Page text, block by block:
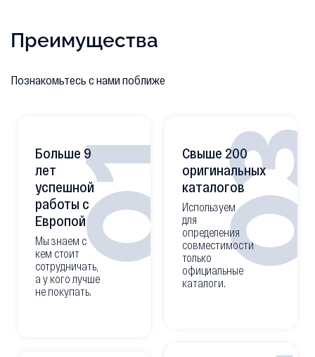
Преимущества
Познакомьтесь с нами поближе
01
Больше 9
лет
успешной
работы с
Европой
Мы знаем с
кем стоит
сотрудничать,
а у кого лучше
не покупать.
Свыше 200
оригинальных
каталогов
Используем
для
определения
совместимости
только
официальные
каталоги.